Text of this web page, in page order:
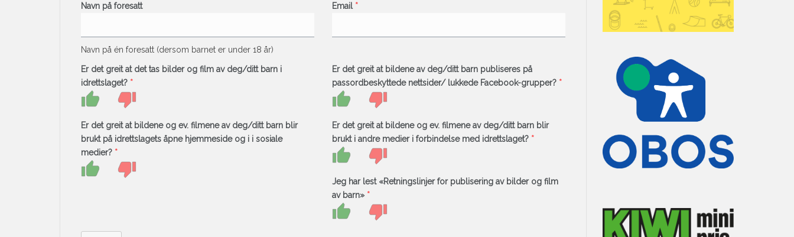
Navn på foresatt
Navn på én foresatt (dersom barnet er under 18 år)
Email *
Er det greit at det tas bilder og film av deg/ditt barn i
idrettslaget? *
Er det greit at bildene av deg/ditt barn publiseres på
passordbeskyttede nettsider/ lukkede Facebook-grupper? *
Er det greit at bildene og ev. filmene av deg/ditt barn blir
brukt på idrettslagets åpne hjemmeside og i i sosiale
medier? *
Er det greit at bildene og ev. filmene av deg/ditt barn blir
brukt i andre medier i forbindelse med idrettslaget? *
Jeg har lest «Retningslinjer for publisering av bilder og film
av barn» *